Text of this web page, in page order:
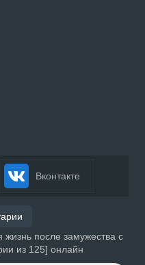
Вконтакте
после замужества с
из 125] онлайн